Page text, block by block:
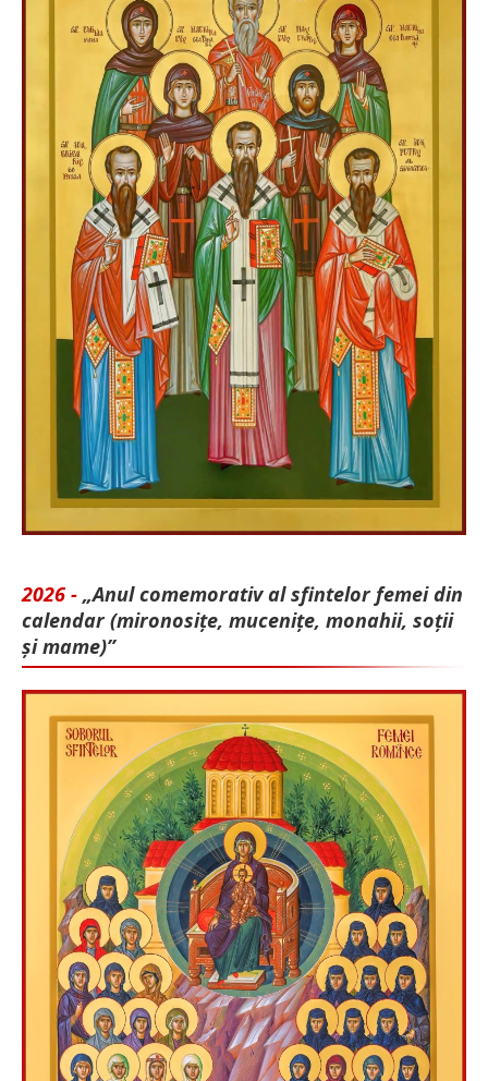
2026 - „Anul comemorativ al sfintelor femei din
calendar (mironosițe, mu­cenițe, monahii, soții
și mame)”